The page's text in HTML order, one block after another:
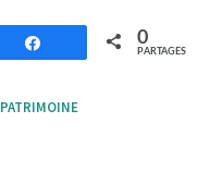
Partagez 0
PARTAGES
PATRIMOINE